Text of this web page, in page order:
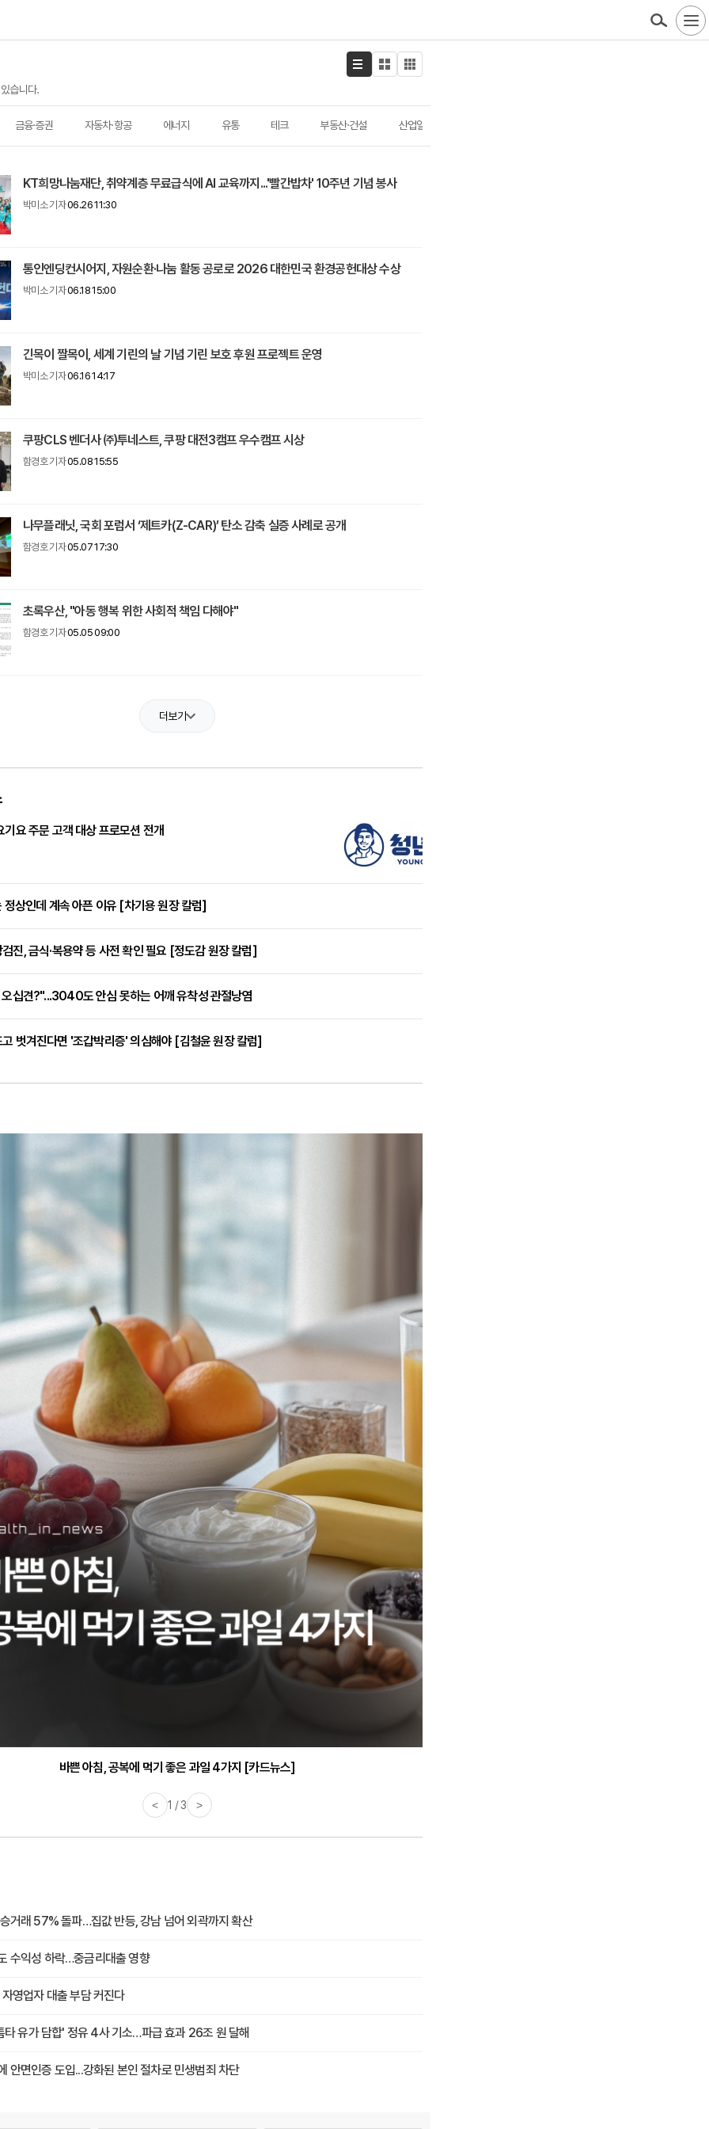
습니다.
금융·증권 자동차·항공 에너지 유통 테크 부동산·건설 산업일반
KT희망나눔재단, 취약계층 무료급식에 AI 교육까지...'빨간밥차' 10주년 기념 봉사
박미소 기자06.26 11:30
통인엔딩컨시어지, 자원순환·나눔 활동 공로로 2026 대한민국 환경공헌대상 수상
박미소 기자06.18 15:00
긴목이 짤목이, 세계 기린의 날 기념 기린 보호 후원 프로젝트 운영
박미소 기자06.16 14:17
쿠팡CLS 벤더사 ㈜투네스트, 쿠팡 대전3캠프 우수캠프 시상
함경호 기자05.08 15:55
나무플래닛, 국회 포럼서 ‘제트카(Z-CAR)’ 탄소 감축 실증 사례로 공개
함경호 기자05.07 17:30
초록우산, "아동 행복 위한 사회적 책임 다해야"
함경호 기자05.05 09:00
더보기
기요 주문 고객 대상 프로모션 전개
정상인데 계속 아픈 이유 [차기용 원장 칼럼]
진, 금식·복용약 등 사전 확인 필요 [정도감 원장 칼럼]
십견?"...3040도 안심 못하는 어깨 유착성 관절낭염
벗겨진다면 '조갑박리증' 의심해야 [김철윤 원장 칼럼]
바쁜 아침, 공복에 먹기 좋은 과일 4가지 [카드뉴스]
< 1 / 3 >
거래 57% 돌파…집값 반등, 강남 넘어 외곽까지 확산
수익성 하락…중금리대출 영향
영업자 대출 부담 커진다
타 유가 담합' 정유 4사 기소…파급 효과 26조 원 달해
안면인증 도입...강화된 본인 절차로 민생범죄 차단